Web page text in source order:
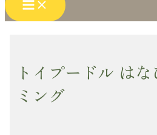
トイプードル は
ミング